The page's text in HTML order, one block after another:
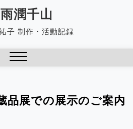
潤千山
子 制作・活動記録
品展での展示のご案内